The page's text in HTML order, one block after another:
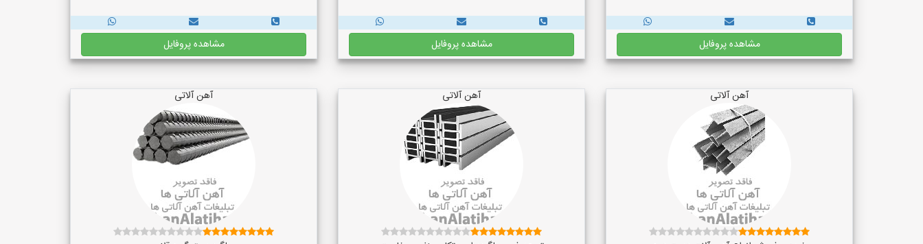
مشاهده پروفایل مشاهده پروفایل مشاهده پروفایل
آهن آلاتی آهن آلاتی آهن آلاتی